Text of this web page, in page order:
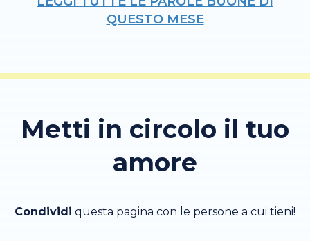
QUESTO MESE
Metti in circolo il tuo
amore
Condividi questa pagina con le persone a cui tieni!